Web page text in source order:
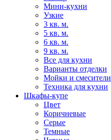
Мини-кухни
Узкие
3 кв. м.
5 кв. м.
6 кв. м.
9 кв. м.
Все для кухни
Варианты отделки
Мойки и смесители
Техника для кухни
Шкафы-купе
Цвет
Коричневые
Серые
Темные